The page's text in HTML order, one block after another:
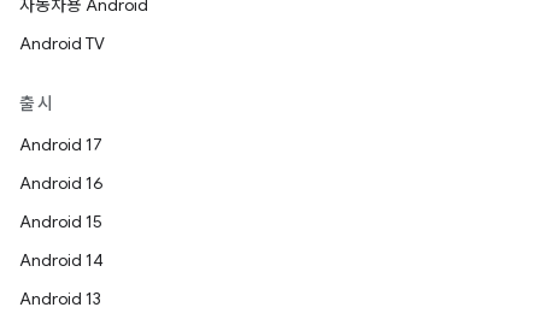
자동차용 Android
Android TV
출시
Android 17
Android 16
Android 15
Android 14
Android 13